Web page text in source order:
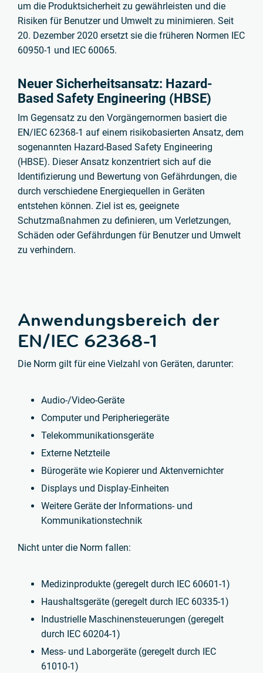
um die Produktsicherheit zu gewährleisten und die
Risiken für Benutzer und Umwelt zu minimieren. Seit
20. Dezember 2020 ersetzt sie die früheren Normen IEC
60950-1 und IEC 60065.
Neuer Sicherheitsansatz: Hazard-
Based Safety Engineering (HBSE)
Im Gegensatz zu den Vorgängernormen basiert die
EN/IEC 62368-1 auf einem risikobasierten Ansatz, dem
sogenannten Hazard-Based Safety Engineering
(HBSE). Dieser Ansatz konzentriert sich auf die
Identifizierung und Bewertung von Gefährdungen, die
durch verschiedene Energiequellen in Geräten
entstehen können. Ziel ist es, geeignete
Schutzmaßnahmen zu definieren, um Verletzungen,
Schäden oder Gefährdungen für Benutzer und Umwelt
zu verhindern.
Anwendungsbereich der
EN/IEC 62368-1
Die Norm gilt für eine Vielzahl von Geräten, darunter:
Audio-/Video-Geräte
Computer und Peripheriegeräte
Telekommunikationsgeräte
Externe Netzteile
Bürogeräte wie Kopierer und Aktenvernichter
Displays und Display-Einheiten
Weitere Geräte der Informations- und
Kommunikationstechnik
Nicht unter die Norm fallen:
Medizinprodukte (geregelt durch IEC 60601-1)
Haushaltsgeräte (geregelt durch IEC 60335-1)
Industrielle Maschinensteuerungen (geregelt
durch IEC 60204-1)
Mess- und Laborgeräte (geregelt durch IEC
61010-1)